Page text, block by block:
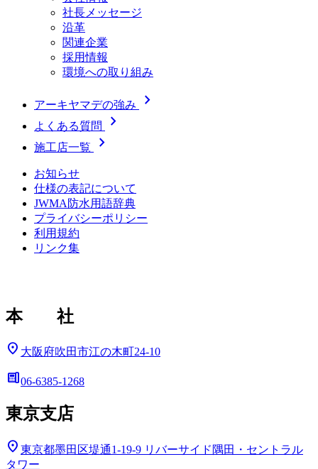
社長メッセージ
沿革
関連企業
採用情報
環境への取り組み
アーキヤマデの強み chevron_right
よくある質問 chevron_right
施工店一覧 chevron_right
お知らせ
仕様の表記について
JWMA防水用語辞典
プライバシーポリシー
利用規約
リンク集
本 社
location_on 大阪府吹田市江の木町24-10
deskphone06-6385-1268
東京支店
location_on 東京都墨田区堤通1-19-9 リバーサイド隅田・セントラル
タワー